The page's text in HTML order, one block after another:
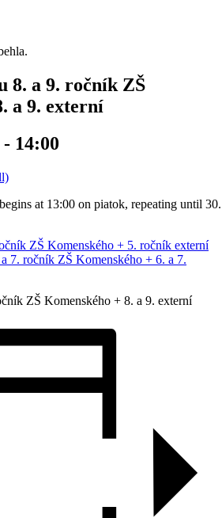
8. a 9. ročník ZŠ
a 9. externí
- 14:00
at 13:00 on piatok, repeating until 30.
ZŠ Komenského + 5. ročník externí
7. ročník ZŠ Komenského + 6. a 7.
ZŠ Komenského + 8. a 9. externí